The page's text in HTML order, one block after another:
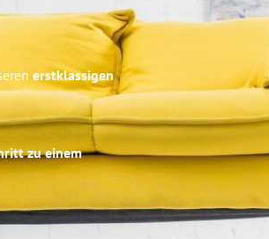
erstklassigen
zu einem